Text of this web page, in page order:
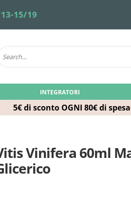
5€ di sconto OGNI 80€ di spesa
15/19
INTEGRATORI
Vinifera 60ml